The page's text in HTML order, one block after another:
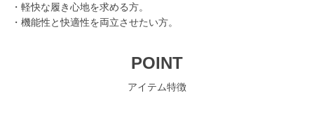
・軽快な履き心地を求める方。
・機能性と快適性を両立させたい方。
POINT
アイテム特徴